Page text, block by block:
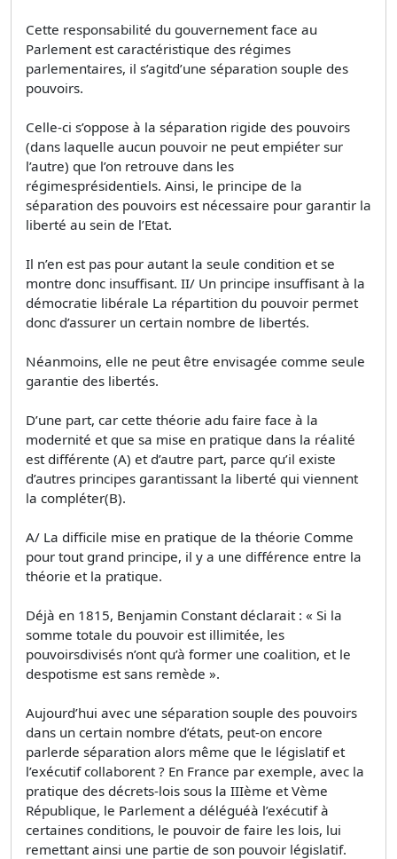
Cette responsabilité du gouvernement face au
Parlement est caractéristique des régimes
parlementaires, il s’agitd’une séparation souple des
pouvoirs.
Celle-ci s’oppose à la séparation rigide des pouvoirs
(dans laquelle aucun pouvoir ne peut empiéter sur
l’autre) que l’on retrouve dans les
régimesprésidentiels. Ainsi, le principe de la
séparation des pouvoirs est nécessaire pour garantir la
liberté au sein de l’Etat.
Il n’en est pas pour autant la seule condition et se
montre donc insuffisant. II/ Un principe insuffisant à la
démocratie libérale La répartition du pouvoir permet
donc d’assurer un certain nombre de libertés.
Néanmoins, elle ne peut être envisagée comme seule
garantie des libertés.
D’une part, car cette théorie adu faire face à la
modernité et que sa mise en pratique dans la réalité
est différente (A) et d’autre part, parce qu’il existe
d’autres principes garantissant la liberté qui viennent
la compléter(B).
A/ La difficile mise en pratique de la théorie Comme
pour tout grand principe, il y a une différence entre la
théorie et la pratique.
Déjà en 1815, Benjamin Constant déclarait : « Si la
somme totale du pouvoir est illimitée, les
pouvoirsdivisés n’ont qu’à former une coalition, et le
despotisme est sans remède ».
Aujourd’hui avec une séparation souple des pouvoirs
dans un certain nombre d’états, peut-on encore
parlerde séparation alors même que le législatif et
l’exécutif collaborent ? En France par exemple, avec la
pratique des décrets-lois sous la IIIème et Vème
République, le Parlement a déléguéà l’exécutif à
certaines conditions, le pouvoir de faire les lois, lui
remettant ainsi une partie de son pouvoir législatif.